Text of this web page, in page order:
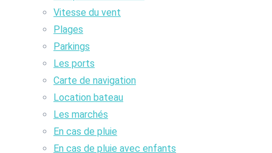
Vitesse du vent
Plages
Parkings
Les ports
Carte de navigation
Location bateau
Les marchés
En cas de pluie
En cas de pluie avec enfants